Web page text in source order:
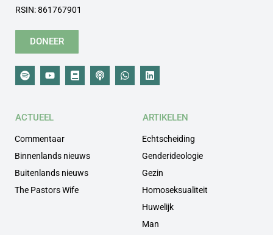
RSIN: 861767901
DONEER
ACTUEEL
Commentaar
Binnenlands nieuws
Buitenlands nieuws
The Pastors Wife
ARTIKELEN
Echtscheiding
Genderideologie
Gezin
Homoseksualiteit
Huwelijk
Man